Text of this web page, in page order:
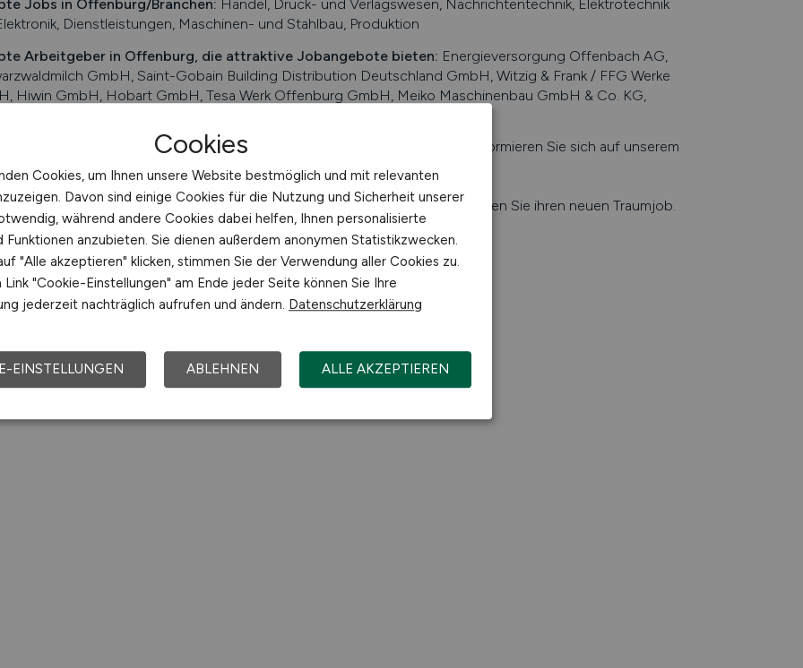
Jobs in Offenburg/Branchen: Handel, Druck- und Verlagswesen, Nachrichtentechnik, Elektrotechnik
Dienstleistungen, Maschinen- und Stahlbau, Produktion
Arbeitgeber in Offenburg , die attraktive Jobangebote bieten: Energieversorgung Offenbach AG,
GmbH, Saint-Gobain Building Distribution Deutschland GmbH, Witzig & Frank / FFG Werke
Hiwin GmbH, Hobart GmbH, Tesa Werk Offenburg GmbH, Meiko Maschinenbau GmbH & Co. KG,
online aktuelle Stellenangebote inOffenburg
und Umgebung suchen. Informieren Sie sich auf unserem
über Jobangebote und Karriereperspektiven in
Offenburg.
Sie den nächsten Schritt auf der Karriereleiter – auf unsere Jobbörse finden Sie ihren neuen Traumjob.
Auszug Offenburg. Alle Angaben ohne Gewähr.
Cookies
Cookies, um Ihnen unsere Website bestmöglich und mit relevanten
Davon sind einige Cookies für die Nutzung und Sicherheit unserer
während andere Cookies dabei helfen, Ihnen personalisierte
Funktionen anzubieten. Sie dienen außerdem anonymen Statistikzwecken.
"Alle akzeptieren" klicken, stimmen Sie der Verwendung aller Cookies zu.
"Cookie-Einstellungen" am Ende jeder Seite können Sie Ihre
jederzeit nachträglich aufrufen und ändern. Datenschutzerklärung
EINSTELLUNGEN ABLEHNEN ALLE AKZEPTIEREN